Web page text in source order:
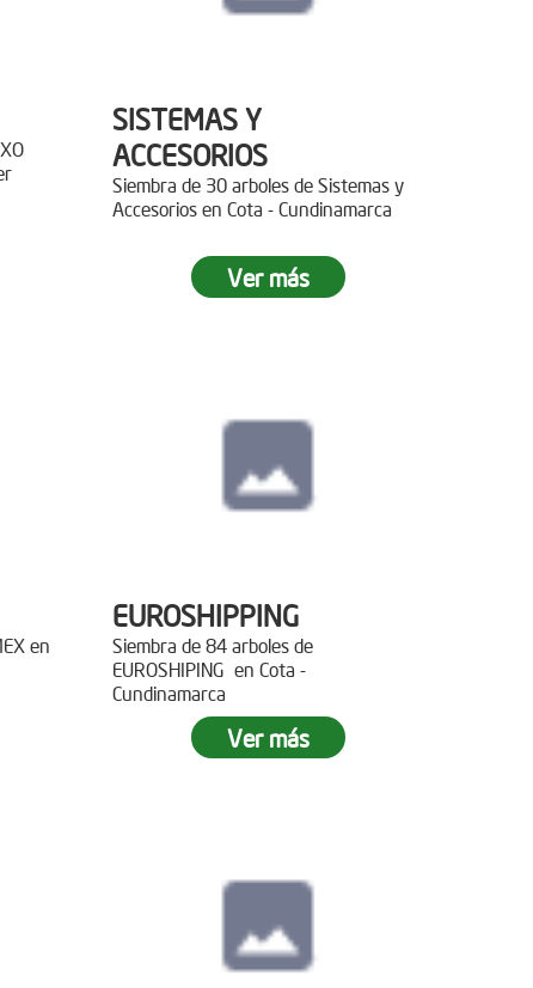
SISTEMAS Y
ACCESORIOS
Siembra de 30 arboles de Sistemas y
Accesorios en Cota - Cundinamarca
Ver más
en
EUROSHIPPING
Siembra de 84 arboles de
EUROSHIPING en Cota -
Cundinamarca
Ver más